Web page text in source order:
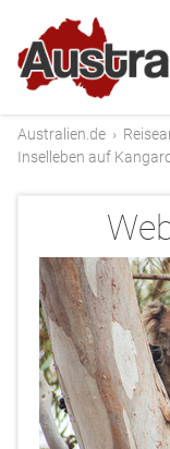
Australien.de ›
Inselleben auf